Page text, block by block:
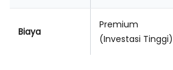
Biaya
Premium
(Investasi Tinggi)